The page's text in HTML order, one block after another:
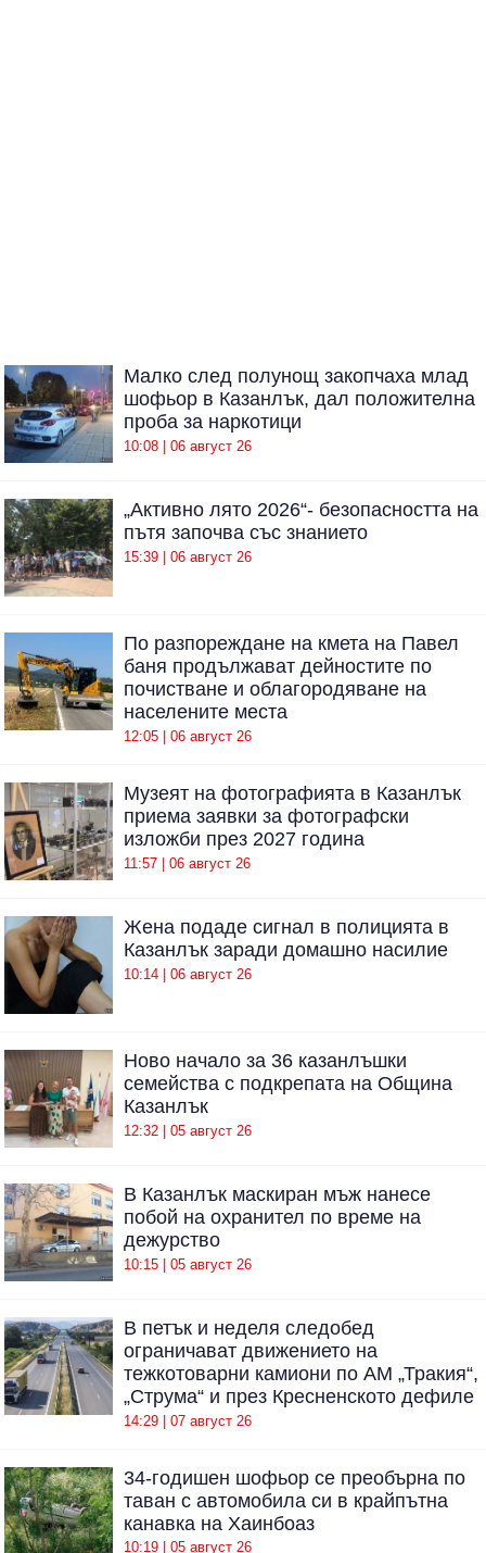
Малко след полунощ закопчаха млад
шофьор в Казанлък, дал положителна
проба за наркотици
10:08 | 06 август 26
„Активно лято 2026“- безопасността на
пътя започва със знанието
15:39 | 06 август 26
По разпореждане на кмета на Павел
баня продължават дейностите по
почистване и облагородяване на
населените места
12:05 | 06 август 26
Музеят на фотографията в Казанлък
приема заявки за фотографски
изложби през 2027 година
11:57 | 06 август 26
Жена подаде сигнал в полицията в
Казанлък заради домашно насилие
10:14 | 06 август 26
Ново начало за 36 казанлъшки
семейства с подкрепата на Община
Казанлък
12:32 | 05 август 26
В Казанлък маскиран мъж нанесе
побой на охранител по време на
дежурство
10:15 | 05 август 26
В петък и неделя следобед
ограничават движението на
тежкотоварни камиони по АМ „Тракия“,
„Струма“ и през Кресненското дефиле
14:29 | 07 август 26
34-годишен шофьор се преобърна по
таван с автомобила си в крайпътна
канавка на Хаинбоаз
10:19 | 05 август 26